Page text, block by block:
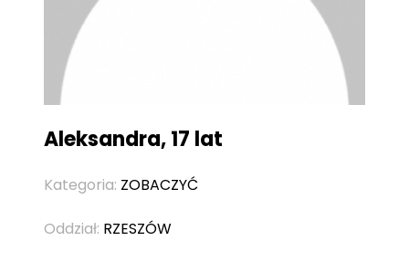
Aleksandra, 17 lat
Kategoria: ZOBACZYĆ
Oddział: RZESZÓW